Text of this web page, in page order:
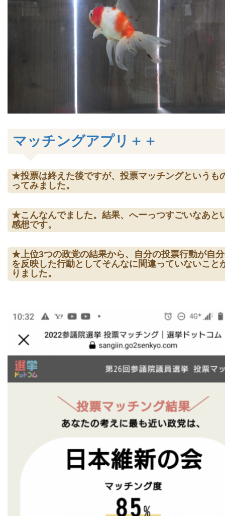
マッチングアプリ＋＋
★投票は終えた後ですが、投票マッチングというも
ってみました。
★こんなんでました。結果、へーっつすごいなあと
感想です。
★上位3つの政党の結果から、自分の投票行動が自
を反映した行動としてそんなに間違っていないこと
りました。